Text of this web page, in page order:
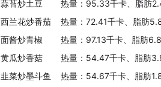
蒜苔炒土豆
热量：95.33千卡、脂肪
西兰花炒番茄
热量：72.41千卡、脂肪
面酱炒青椒
热量：97.13千卡、脂肪
黄瓜炒香菇
热量：54.47千卡、脂肪
韭菜炒墨斗鱼
热量：54.67千卡、脂肪